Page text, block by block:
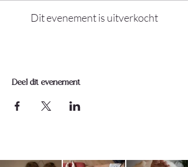
Dit evenement is uitverkocht
Deel dit evenement